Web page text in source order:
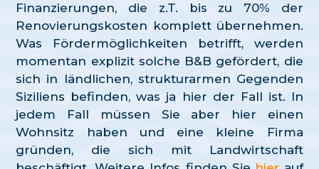
Finanzierungen, die z.T. bis zu 70% der
Renovierungskosten komplett übernehmen.
Was Fördermöglichkeiten betrifft, werden
momentan explizit solche B&B gefördert, die
sich in ländlichen, strukturarmen Gegenden
Siziliens befinden, was ja hier der Fall ist. In
jedem Fall müssen Sie aber hier einen
Wohnsitz haben und eine kleine Firma
gründen, die sich mit Landwirtschaft